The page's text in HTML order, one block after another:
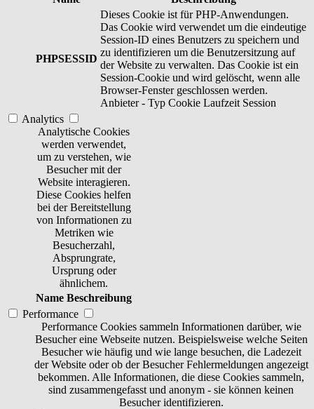
PHPSESSID
Dieses Cookie ist für PHP-Anwendungen.
Das Cookie wird verwendet um die eindeutige
Session-ID eines Benutzers zu speichern und
zu identifizieren um die Benutzersitzung auf
der Website zu verwalten. Das Cookie ist ein
Session-Cookie und wird gelöscht, wenn alle
Browser-Fenster geschlossen werden.
Anbieter - Typ Cookie Laufzeit Session
Analytics
Analytische Cookies
werden verwendet,
um zu verstehen, wie
Besucher mit der
Website interagieren.
Diese Cookies helfen
bei der Bereitstellung
von Informationen zu
Metriken wie
Besucherzahl,
Absprungrate,
Ursprung oder
ähnlichem.
Name Beschreibung
Performance
Performance Cookies sammeln Informationen darüber, wie
Besucher eine Webseite nutzen. Beispielsweise welche Seiten
Besucher wie häufig und wie lange besuchen, die Ladezeit
der Website oder ob der Besucher Fehlermeldungen angezeigt
bekommen. Alle Informationen, die diese Cookies sammeln,
sind zusammengefasst und anonym - sie können keinen
Besucher identifizieren.